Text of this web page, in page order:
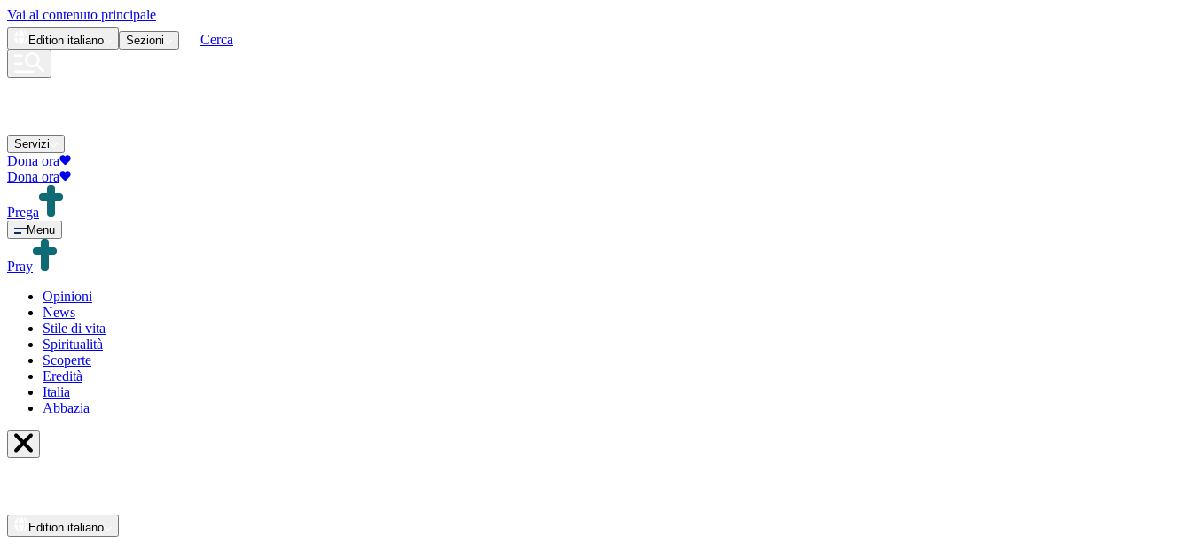
Vai al contenuto principale
Edition italiano Sezioni Cerca
Servizi
Dona ora
Dona ora
Prega
Menu
Pray
Opinioni
News
Stile di vita
Spiritualità
Scoperte
Eredità
Italia
Abbazia
Edition italiano